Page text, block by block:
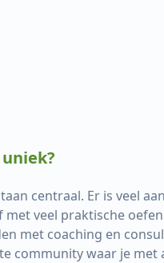
centraal. Er is veel
veel praktische
met coaching en
community waar je